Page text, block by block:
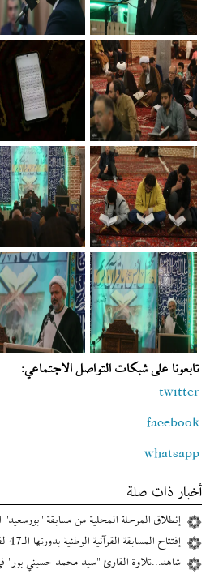
تابعونا على شبكات التواصل الاجتماعي:
twitter
facebook
whatsapp
أخبار ذات صلة
إنطلاق المرحلة المحلية من مسابقة "بورسعيد"
إفتتاح المسابقة القرآنية الوطنية بدورتها الـ47 لفئة الذكور في إیران
شاهد...تلاوة القارئ "سيد محمد حسيني بور" في